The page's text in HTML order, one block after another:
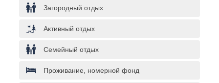
Загородный отдых
Активный отдых
Семейный отдых
Проживание, номерной фонд